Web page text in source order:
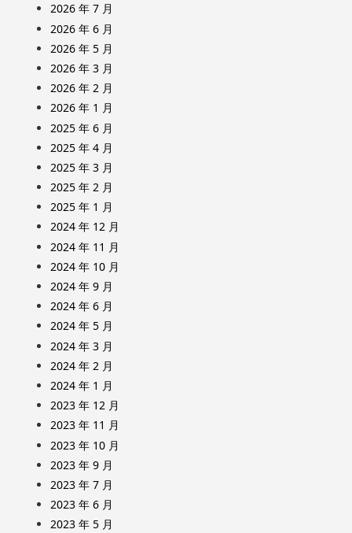
2026 年 7 月
2026 年 6 月
2026 年 5 月
2026 年 3 月
2026 年 2 月
2026 年 1 月
2025 年 6 月
2025 年 4 月
2025 年 3 月
2025 年 2 月
2025 年 1 月
2024 年 12 月
2024 年 11 月
2024 年 10 月
2024 年 9 月
2024 年 6 月
2024 年 5 月
2024 年 3 月
2024 年 2 月
2024 年 1 月
2023 年 12 月
2023 年 11 月
2023 年 10 月
2023 年 9 月
2023 年 7 月
2023 年 6 月
2023 年 5 月